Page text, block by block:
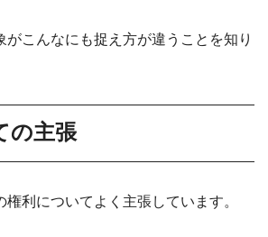
がこんなにも捉え方が違うことを知り
の主張
権利についてよく主張しています。